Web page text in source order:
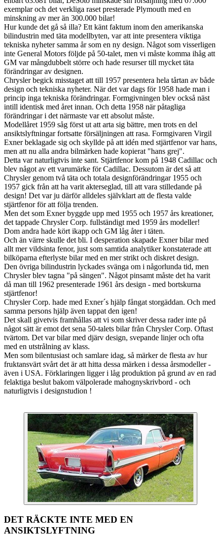
exemplar och det verkliga raset presterade Plymouth med en
minskning av mer än 300.000 bilar!
Hur kunde det gå så illa? Ett känt faktum inom den amerikanska
bilindustrin med täta modellbyten, var att inte presentera viktiga
tekniska nyheter samma år som en ny design. Något som visserligen
inte General Motors följde på 50-talet, men vi måste komma ihåg att
GM var mångdubbelt större och hade resurser till mycket täta
förändringar av designen.
Chrysler begick misstaget att till 1957 presentera hela tårtan av både
design och tekniska nyheter. När det var dags för 1958 hade man i
princip inga tekniska förändringar. Formgivningen blev också näst
intill identisk med året innan. Och detta 1958 när påtagliga
förändringar i det närmaste var ett absolut måste.
Modellåret 1959 såg först ut att arta sig bättre, men trots en del
ansiktslyftningar fortsatte försäljningen att rasa. Formgivaren Virgil
Exner beklagade sig och skyllde på att idén med stjärtfenor var hans,
men att nu alla andra bilmärken hade kopierat "hans grej".
Detta var naturligtvis inte sant. Stjärtfenor kom på 1948 Cadillac och
blev något av ett varumärke för Cadillac. Dessutom är det så att
Chrysler genom två täta och totala designförändringar 1955 och
1957 gick från att ha varit akterseglad, till att vara stilledande på
design! Det var ju därför alldeles självklart att de flesta valde
stjärtfenor för att följa trenden.
Men det som Exner byggde upp med 1955 och 1957 års kreationer,
det tappade Chrysler Corp. fullständigt med 1959 års modeller!
Dom andra hade kört ikapp och GM låg åter i täten.
Och än värre skulle det bli. I desperation skapade Exner bilar med
allt mer vildsinta fenor, just som samtida analytiker konstaterade att
bilköparna efterlyste bilar med en mer strikt och diskret design.
Den övriga bilindustrin lyckades svänga om i någorlunda tid, men
Chrysler blev tagna "på sängen". Något pinsamt måste det ha varit
då man till 1962 presenterade 1961 års design - med bortskurna
stjärtfenor!
Chrysler Corp. hade med Exner´s hjälp fångat storgäddan. Och med
samma persons hjälp även tappat den igen!
Det skall givetvis framhållas att vi som skriver dessa rader inte på
något sätt är emot det sena 50-talets bilar från Chrysler Corp. Oftast
tvärtom. Det var bilar med djärv design, svepande linjer och ofta
med en utstrålning av klass.
Men som bilentusiast och samlare idag, så märker de flesta av hur
fruktansvärt svårt det är att hitta dessa märken i dessa årsmodeller -
även i USA. Förklaringen ligger i låg produktion på grund av en rad
felaktiga beslut bakom välpolerade mahognyskrivbord - och
naturligtvis i designstudion !
DET RÄCKTE INTE MED EN
ANSIKTSLYFTNING